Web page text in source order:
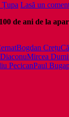
Țupa Lasă un
de ani de la
Bogdan Crețu
Mircea
PecicanPaul Buga